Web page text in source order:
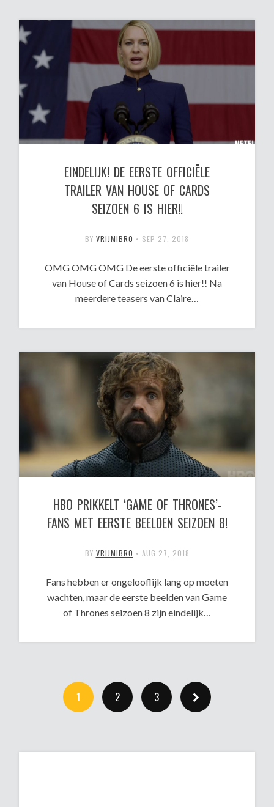
EINDELIJK! DE EERSTE OFFICIËLE
TRAILER VAN HOUSE OF CARDS
SEIZOEN 6 IS HIER!!
BY VRIJMIBRO • SEP 27, 2018
OMG OMG OMG De eerste officiële trailer
van House of Cards seizoen 6 is hier!! Na
meerdere teasers van Claire…
HBO PRIKKELT ‘GAME OF THRONES’-
FANS MET EERSTE BEELDEN SEIZOEN 8!
BY VRIJMIBRO • AUG 27, 2018
Fans hebben er ongelooflijk lang op moeten
wachten, maar de eerste beelden van Game
of Thrones seizoen 8 zijn eindelijk…
1 2 3